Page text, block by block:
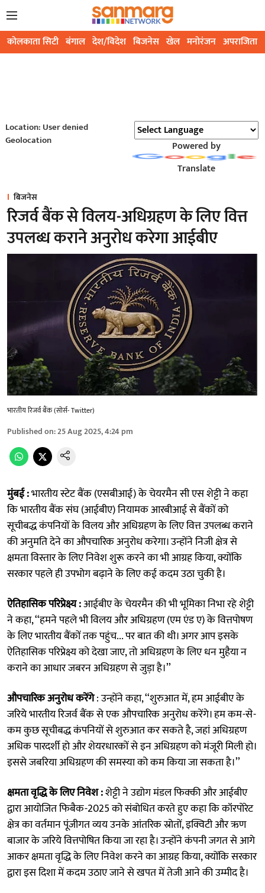
कोलकाता सिटी बंगाल देश/विदेश बिजनेस खेल मनोरंजन अपराजिता
Location: User denied
Geolocation
Powered by
Translate
बिजनेस
रिजर्व बैंक से विलय-अधिग्रहण के लिए वित्त
उपलब्ध कराने अनुरोध करेगा आईबीए
भारतीय रिजर्व बैंक (सोर्स- Twitter)
Published on:25 Aug 2025, 4:24 pm
मुंबई :भारतीय स्टेट बैंक (एसबीआई) के चेयरमैन सी एस शेट्टी ने कहा
कि भारतीय बैंक संघ (आईबीए) नियामक आरबीआई से बैंकों को
सूचीबद्ध कंपनियों के विलय और अधिग्रहण के लिए वित्त उपलब्ध कराने
की अनुमति देने का औपचारिक अनुरोध करेगा। उन्होंने निजी क्षेत्र से
क्षमता विस्तार के लिए निवेश शुरू करने का भी आग्रह किया, क्योंकि
सरकार पहले ही उपभोग बढ़ाने के लिए कई कदम उठा चुकी है।
ऐतिहासिक परिप्रेक्ष्य :आईबीए के चेयरमैन की भी भूमिका निभा रहे शेट्टी
ने कहा, ‘‘हमने पहले भी विलय और अधिग्रहण (एम एंड ए) के वित्तपोषण
के लिए भारतीय बैंकों तक पहुंच... पर बात की थी। अगर आप इसके
ऐतिहासिक परिप्रेक्ष्य को देखा जाए, तो अधिग्रहण के लिए धन मुहैया न
कराने का आधार जबरन अधिग्रहण से जुड़ा है।’’
औपचारिक अनुरोध करेंगे: उन्होंने कहा, ‘‘शुरुआत में, हम आईबीए के
जरिये भारतीय रिजर्व बैंक से एक औपचारिक अनुरोध करेंगे। हम कम-से-
कम कुछ सूचीबद्ध कंपनियों से शुरुआत कर सकते है, जहां अधिग्रहण
अधिक पारदर्शी हो और शेयरधारकों से इन अधिग्रहण को मंजूरी मिली हो।
इससे जबरिया अधिग्रहण की समस्या को कम किया जा सकता है।’’
क्षमता वृद्धि के लिए निवेश :शेट्टी ने उद्योग मंडल फिक्की और आईबीए
द्वारा आयोजित फिबैक-2025 को संबोधित करते हुए कहा कि कॉरपोरेट
क्षेत्र का वर्तमान पूंजीगत व्यय उनके आंतरिक स्रोतों, इक्विटी और ऋण
बाजार के जरिये वित्तपोषित किया जा रहा है। उन्होंने कंपनी जगत से आगे
आकर क्षमता वृद्धि के लिए निवेश करने का आग्रह किया, क्योंकि सरकार
द्वारा इस दिशा में कदम उठाए जाने से खपत में तेजी आने की उम्मीद है।